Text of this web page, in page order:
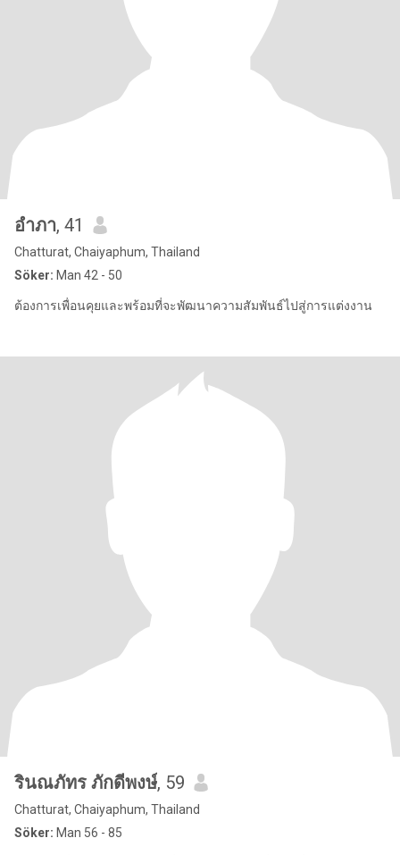
อําภา, 41
Chatturat, Chaiyaphum, Thailand
Söker: Man 42 - 50
ต้องการเพื่อนคุยและพร้อมที่จะพัฒนาความสัมพันธ์ไปสู่การแต่งงาน
รินณภัทร ภักดีพงษ์, 59
Chatturat, Chaiyaphum, Thailand
Söker: Man 56 - 85